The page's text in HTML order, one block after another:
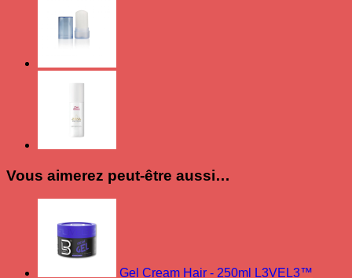
500ml
L3VEL3
Vous aimerez peut-être aussi…
Gel Cream Hair - 250ml L3VEL3™